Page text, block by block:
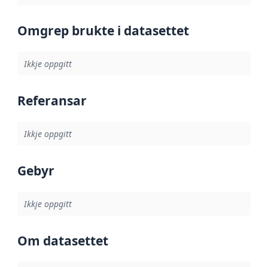
Omgrep brukte i datasettet
Ikkje oppgitt
Referansar
Ikkje oppgitt
Gebyr
Ikkje oppgitt
Om datasettet